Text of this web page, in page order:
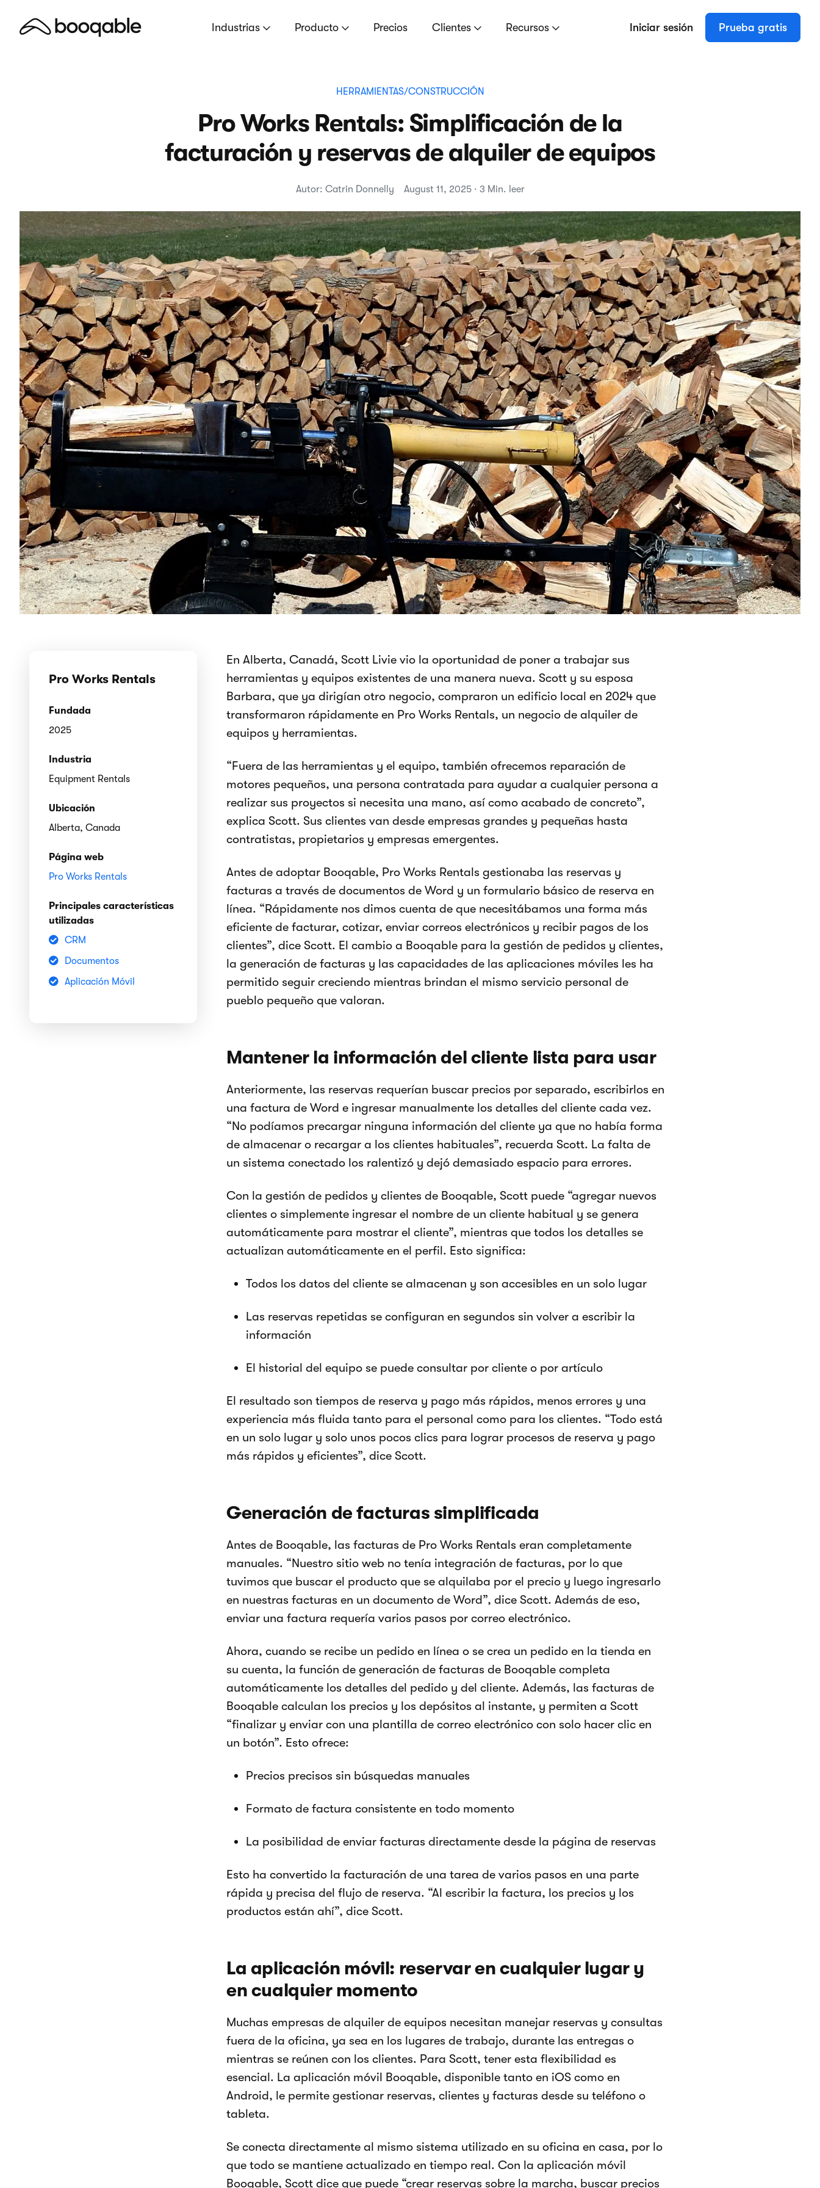
Industrias Producto Precios Clientes Recursos Iniciar sesión Prueba gratis
HERRAMIENTAS/CONSTRUCCIÓN
Pro Works Rentals: Simplificación de la
facturación y reservas de alquiler de equipos
Autor: Catrin Donnelly August 11, 2025 · 3 Min. leer
Pro Works Rentals
Fundada
2025
Industria
Equipment Rentals
Ubicación
Alberta, Canada
Página web
Pro Works Rentals
Principales características
utilizadas
CRM
Documentos
Aplicación Móvil
En Alberta, Canadá, Scott Livie vio la oportunidad de poner a trabajar sus
herramientas y equipos existentes de una manera nueva. Scott y su esposa
Barbara, que ya dirigían otro negocio, compraron un edificio local en 2024 que
transformaron rápidamente en Pro Works Rentals, un negocio de alquiler de
equipos y herramientas.
“Fuera de las herramientas y el equipo, también ofrecemos reparación de
motores pequeños, una persona contratada para ayudar a cualquier persona a
realizar sus proyectos si necesita una mano, así como acabado de concreto”,
explica Scott. Sus clientes van desde empresas grandes y pequeñas hasta
contratistas, propietarios y empresas emergentes.
Antes de adoptar Booqable, Pro Works Rentals gestionaba las reservas y
facturas a través de documentos de Word y un formulario básico de reserva en
línea. “Rápidamente nos dimos cuenta de que necesitábamos una forma más
eficiente de facturar, cotizar, enviar correos electrónicos y recibir pagos de los
clientes”, dice Scott. El cambio a Booqable para la gestión de pedidos y clientes,
la generación de facturas y las capacidades de las aplicaciones móviles les ha
permitido seguir creciendo mientras brindan el mismo servicio personal de
pueblo pequeño que valoran.
Mantener la información del cliente lista para usar
Anteriormente, las reservas requerían buscar precios por separado, escribirlos en
una factura de Word e ingresar manualmente los detalles del cliente cada vez.
“No podíamos precargar ninguna información del cliente ya que no había forma
de almacenar o recargar a los clientes habituales”, recuerda Scott. La falta de
un sistema conectado los ralentizó y dejó demasiado espacio para errores.
Con la gestión de pedidos y clientes de Booqable, Scott puede “agregar nuevos
clientes o simplemente ingresar el nombre de un cliente habitual y se genera
automáticamente para mostrar el cliente”, mientras que todos los detalles se
actualizan automáticamente en el perfil. Esto significa:
Todos los datos del cliente se almacenan y son accesibles en un solo lugar
Las reservas repetidas se configuran en segundos sin volver a escribir la
información
El historial del equipo se puede consultar por cliente o por artículo
El resultado son tiempos de reserva y pago más rápidos, menos errores y una
experiencia más fluida tanto para el personal como para los clientes. “Todo está
en un solo lugar y solo unos pocos clics para lograr procesos de reserva y pago
más rápidos y eficientes”, dice Scott.
Generación de facturas simplificada
Antes de Booqable, las facturas de Pro Works Rentals eran completamente
manuales. “Nuestro sitio web no tenía integración de facturas, por lo que
tuvimos que buscar el producto que se alquilaba por el precio y luego ingresarlo
en nuestras facturas en un documento de Word”, dice Scott. Además de eso,
enviar una factura requería varios pasos por correo electrónico.
Ahora, cuando se recibe un pedido en línea o se crea un pedido en la tienda en
su cuenta, la función de generación de facturas de Booqable completa
automáticamente los detalles del pedido y del cliente. Además, las facturas de
Booqable calculan los precios y los depósitos al instante, y permiten a Scott
“finalizar y enviar con una plantilla de correo electrónico con solo hacer clic en
un botón”. Esto ofrece:
Precios precisos sin búsquedas manuales
Formato de factura consistente en todo momento
La posibilidad de enviar facturas directamente desde la página de reservas
Esto ha convertido la facturación de una tarea de varios pasos en una parte
rápida y precisa del flujo de reserva. “Al escribir la factura, los precios y los
productos están ahí”, dice Scott.
La aplicación móvil: reservar en cualquier lugar y
en cualquier momento
Muchas empresas de alquiler de equipos necesitan manejar reservas y consultas
fuera de la oficina, ya sea en los lugares de trabajo, durante las entregas o
mientras se reúnen con los clientes. Para Scott, tener esta flexibilidad es
esencial. La aplicación móvil Booqable, disponible tanto en iOS como en
Android, le permite gestionar reservas, clientes y facturas desde su teléfono o
tableta.
Se conecta directamente al mismo sistema utilizado en su oficina en casa, por lo
que todo se mantiene actualizado en tiempo real. Con la aplicación móvil
Booqable, Scott dice que puede “crear reservas sobre la marcha, buscar precios